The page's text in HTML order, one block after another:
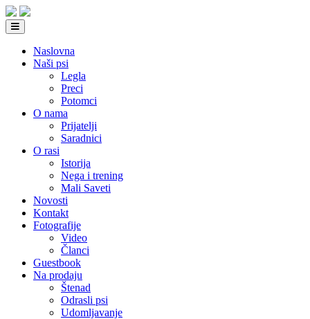
Naslovna
Naši psi
Legla
Preci
Potomci
O nama
Prijatelji
Saradnici
O rasi
Istorija
Nega i trening
Mali Saveti
Novosti
Kontakt
Fotografije
Video
Članci
Guestbook
Na prodaju
Štenad
Odrasli psi
Udomljavanje